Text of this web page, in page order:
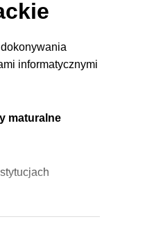
informatycznymi
maturalne